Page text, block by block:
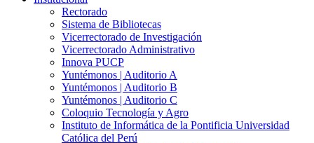
Rectorado
Sistema de Bibliotecas
Vicerrectorado de Investigación
Vicerrectorado Administrativo
Innova PUCP
Yuntémonos | Auditorio A
Yuntémonos | Auditorio B
Yuntémonos | Auditorio C
Coloquio Tecnología y Agro
Instituto de Informática de la Pontificia Universidad
Católica del Perú